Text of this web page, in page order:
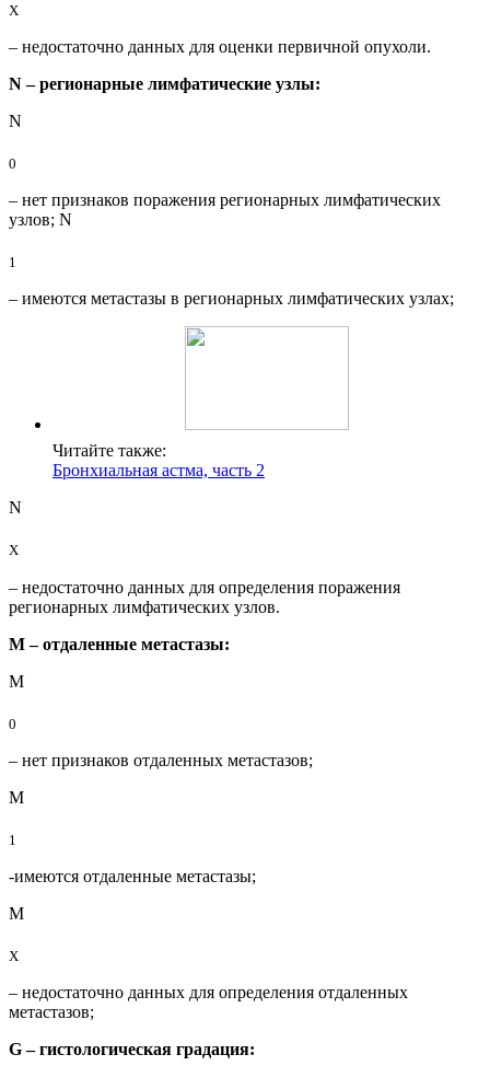
X
– недостаточно данных для оценки первичной опухоли.
N – регионарные лимфатические узлы:
N
0
– нет признаков поражения регионарных лимфатических
узлов; N
1
– имеются метастазы в регионарных лимфатических узлах;
Читайте также:
Бронхиальная астма, часть 2
N
X
– недостаточно данных для определения поражения
регионарных лимфатических узлов.
М – отдаленные метастазы:
М
0
– нет признаков отдаленных метастазов;
М
1
-имеются отдаленные метастазы;
М
X
– недостаточно данных для определения отдаленных
метастазов;
G – гистологическая градация: